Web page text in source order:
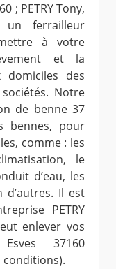
; PETRY Tony,
ferrailleur
à votre
et la
des
Notre
de benne 37
bennes, pour
comme : les
le
d’eau, les
Il est
PETRY
enlever vos
37160